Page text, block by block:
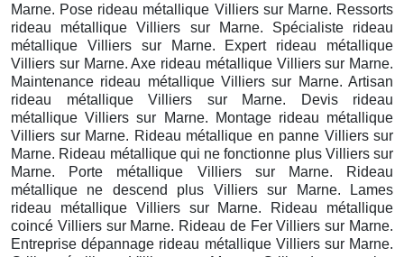
Marne. Pose rideau métallique Villiers sur Marne. Ressorts
rideau métallique Villiers sur Marne. Spécialiste rideau
métallique Villiers sur Marne. Expert rideau métallique
Villiers sur Marne. Axe rideau métallique Villiers sur Marne.
Maintenance rideau métallique Villiers sur Marne. Artisan
rideau métallique Villiers sur Marne. Devis rideau
métallique Villiers sur Marne. Montage rideau métallique
Villiers sur Marne. Rideau métallique en panne Villiers sur
Marne. Rideau métallique qui ne fonctionne plus Villiers sur
Marne. Porte métallique Villiers sur Marne. Rideau
métallique ne descend plus Villiers sur Marne. Lames
rideau métallique Villiers sur Marne. Rideau métallique
coincé Villiers sur Marne. Rideau de Fer Villiers sur Marne.
Entreprise dépannage rideau métallique Villiers sur Marne.